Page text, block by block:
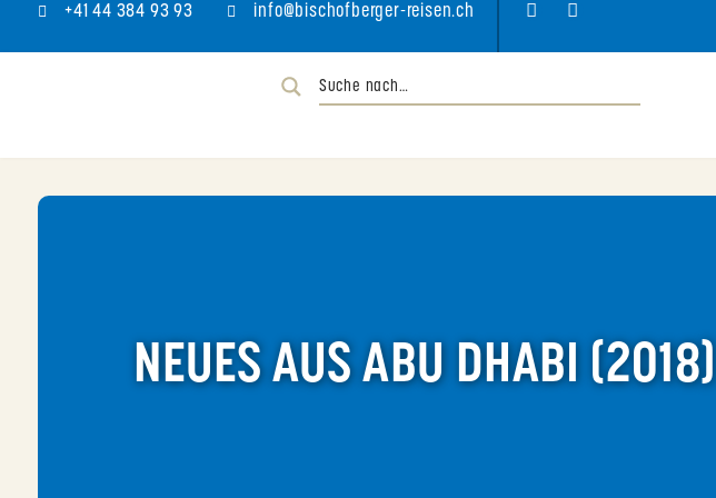
+41 44 384 93 93 info@bischofberger-reisen.ch
NEUES AUS ABU DHABI (2018)